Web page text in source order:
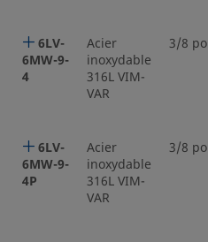
6LV-
6MW-9-
4
Acier
inoxydable
316L VIM-
VAR
3/8 po
6LV-
6MW-9-
4P
Acier
inoxydable
316L VIM-
VAR
3/8 po